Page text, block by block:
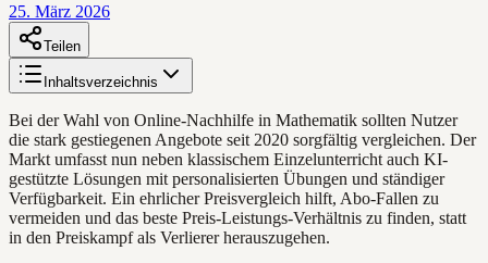
25. März 2026
Teilen
Inhaltsverzeichnis
Bei der Wahl von Online-Nachhilfe in Mathematik sollten Nutzer
die stark gestiegenen Angebote seit 2020 sorgfältig vergleichen. Der
Markt umfasst nun neben klassischem Einzelunterricht auch KI-
gestützte Lösungen mit personalisierten Übungen und ständiger
Verfügbarkeit. Ein ehrlicher Preisvergleich hilft, Abo-Fallen zu
vermeiden und das beste Preis-Leistungs-Verhältnis zu finden, statt
in den Preiskampf als Verlierer herauszugehen.